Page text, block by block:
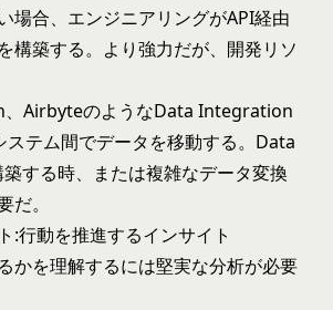
場合、エンジニアリングがAPI経由
構築する。より強力だが、開発リソ
AirbyteのようなData Integration
ステム間でデータを移動する。Data
する時、または複雑なデータ変換
だ。
:行動を推進するインサイト
かを理解するには堅実な分析が必要